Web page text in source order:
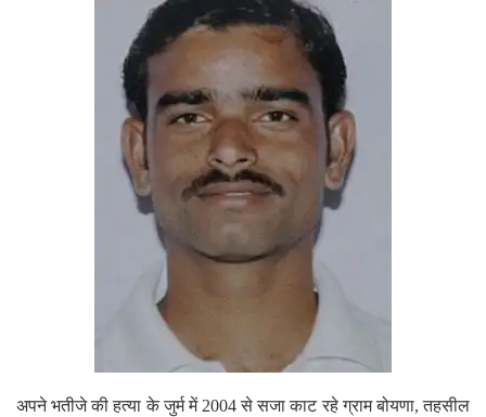
अपने भतीजे की हत्या के जुर्म में 2004 से सजा काट रहे ग्राम बोयणा, तहसील